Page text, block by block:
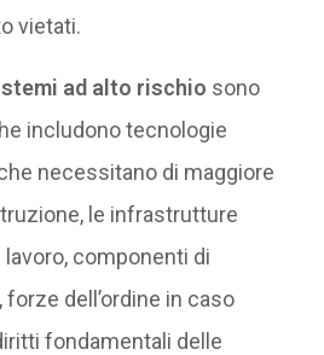
vietati.
ad alto rischio sono
includono tecnologie
necessitano di maggiore
le infrastrutture
componenti di
dell’ordine in caso
fondamentali delle